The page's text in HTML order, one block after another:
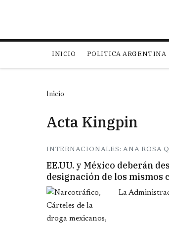
INICIO POLITICA ARGENTINA
Inicio
Acta Kingpin
INTERNACIONALES: ANA ROSA
EE.UU. y México deberán
designación de los mismos
La